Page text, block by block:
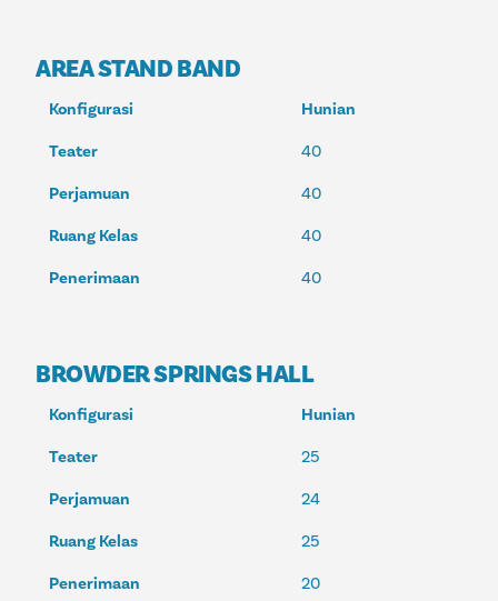
AREA STAND BAND
Konfigurasi Hunian
Teater 40
Perjamuan 40
Ruang Kelas 40
Penerimaan 40
BROWDER SPRINGS HALL
Konfigurasi Hunian
Teater 25
Perjamuan 24
Ruang Kelas 25
Penerimaan 20